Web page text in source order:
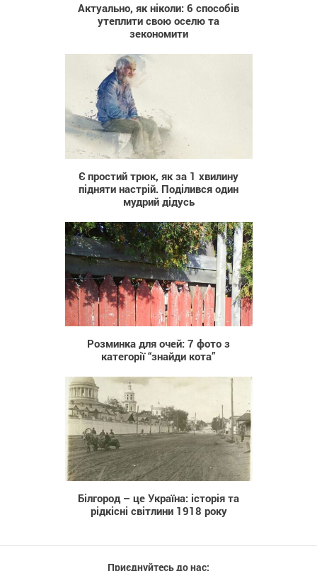
Актуально, як ніколи: 6 способів
утеплити свою оселю та
зекономити
Є простий трюк, як за 1 хвилину
підняти настрій. Поділився один
мудрий дідусь
1 051
Розминка для очей: 7 фото з
категорії “знайди кота”
1 712
Білгород – це Україна: історія та
рідкісні світлини 1918 року
Приєднуйтесь до нас: